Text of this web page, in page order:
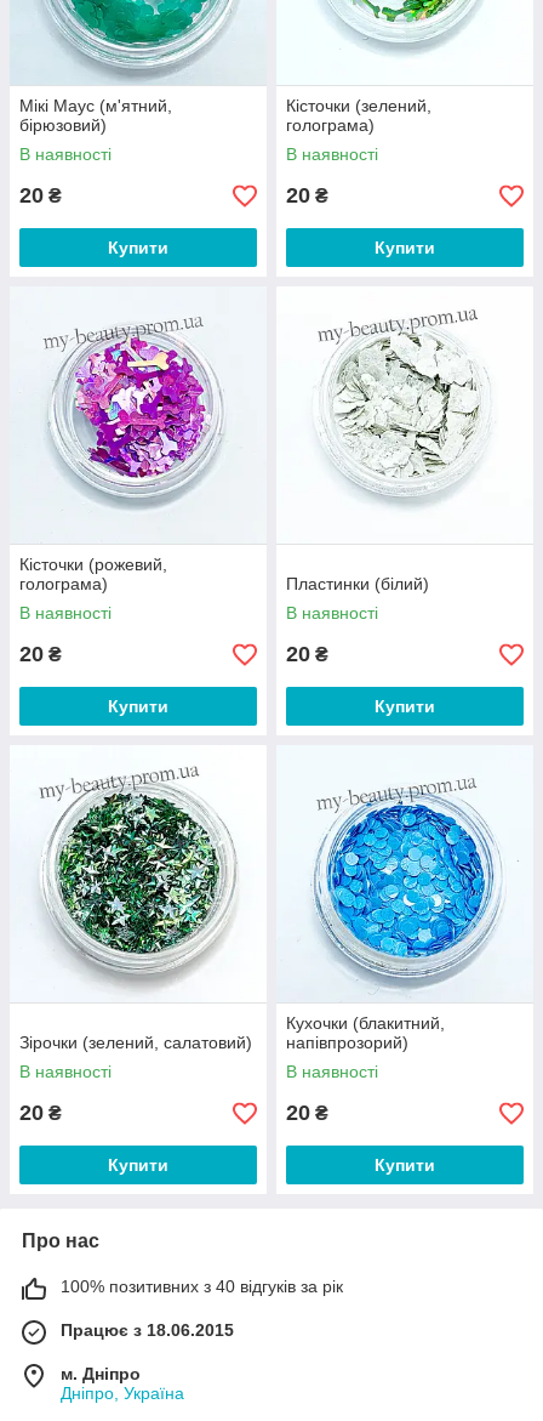
Мікі Маус (м'ятний,
бірюзовий)
В наявності
20 ₴
Купити
Кісточки (зелений,
голограма)
В наявності
20 ₴
Купити
Кісточки (рожевий,
голограма)
В наявності
20 ₴
Купити
Пластинки (білий)
В наявності
20 ₴
Купити
Зірочки (зелений, салатовий)
В наявності
20 ₴
Купити
Кухочки (блакитний,
напівпрозорий)
В наявності
20 ₴
Купити
Про нас
100% позитивних з 40 відгуків за рік
Працює з 18.06.2015
м. Дніпро
Дніпро, Україна